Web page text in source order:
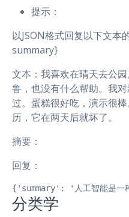
提示：
以JSON格式回复以下文本
summary}
文本：我喜欢在晴天去公
鲁，也没有什么帮助。我
过。蛋糕很好吃，演示很
历，它在两天后就坏了。
摘要：
回复：
{'summary': '人工智能是一种
分类学